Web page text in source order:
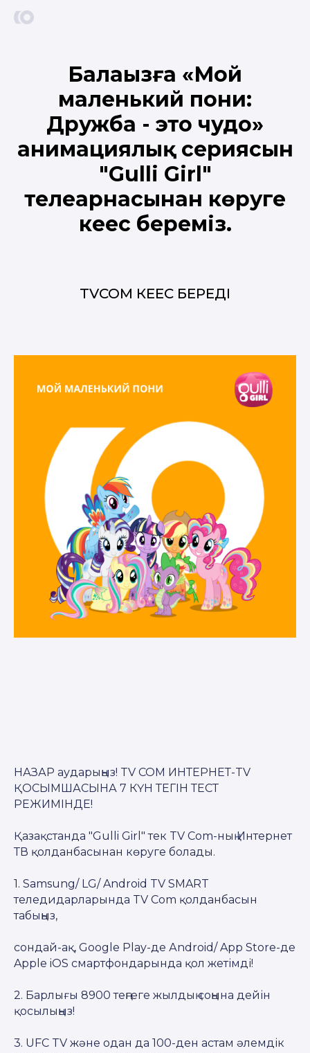
Балаңызға «Мой
маленький пони:
Дружба - это чудо»
анимациялық сериясын
"Gulli Girl"
телеарнасынан көруге
кеңес береміз.
TVCOM КЕҢЕС БЕРЕДІ
НАЗАР аударыңыз! TV COM ИНТЕРНЕТ-TV
ҚОСЫМШАСЫНА 7 КҮН ТЕГІН ТЕСТ
РЕЖИМІНДЕ!
Қазақстанда "Gulli Girl" тек TV Com-ның Интернет
ТВ қолданбасынан көруге болады.
1. Samsung/ LG/ Android TV SMART
теледидарларында TV Com қолданбасын
табыңыз,
сондай-ақ, Google Play-де Аndroid/ App Store-де
Apple iOS смартфондарында қол жетімді!
2. Барлығы 8900 теңгеге жылдың соңына дейін
қосылыңыз!
3. UFC TV және одан да 100-ден астам әлемдік